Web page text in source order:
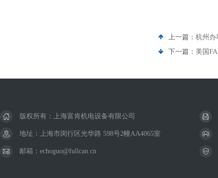
上一篇： 杭州办
下一篇： 美国
版权所有：上海富肯机电设备有限公司
地址：上海市闵行区光华路 598号2幢AA4065室
邮箱：echoguo@fullcan.cn